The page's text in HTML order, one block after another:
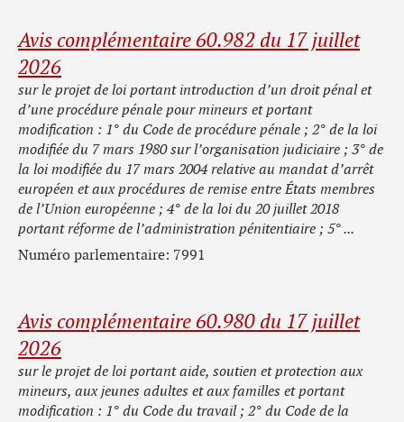
Avis complémentaire 60.982 du 17 juillet
2026
sur le projet de loi portant introduction d’un droit pénal et
d’une procédure pénale pour mineurs et portant
modification : 1° du Code de procédure pénale ; 2° de la loi
modifiée du 7 mars 1980 sur l’organisation judiciaire ; 3° de
la loi modifiée du 17 mars 2004 relative au mandat d’arrêt
européen et aux procédures de remise entre États membres
de l’Union européenne ; 4° de la loi du 20 juillet 2018
portant réforme de l’administration pénitentiaire ; 5° ...
Numéro parlementaire: 7991
Avis complémentaire 60.980 du 17 juillet
2026
sur le projet de loi portant aide, soutien et protection aux
mineurs, aux jeunes adultes et aux familles et portant
modification : 1° du Code du travail ; 2° du Code de la